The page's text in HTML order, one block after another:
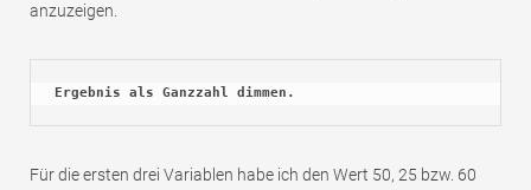
anzuzeigen.
Ergebnis als Ganzzahl dimmen.
Für die ersten drei Variablen habe ich den Wert 50, 25 bzw. 60